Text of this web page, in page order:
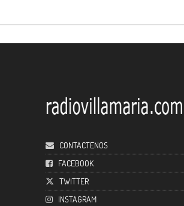
CONTACTENOS
FACEBOOK
TWITTER
INSTAGRAM